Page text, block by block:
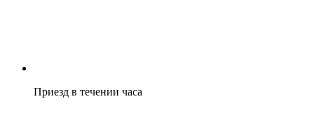
Приезд в течении часа